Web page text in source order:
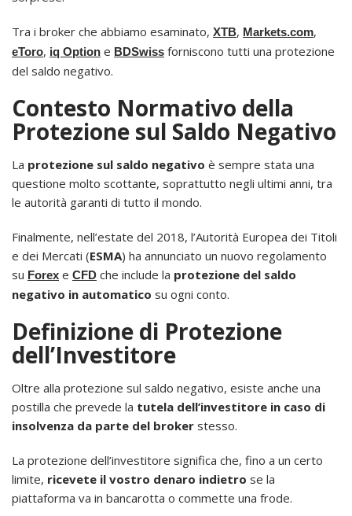
Tra i broker che abbiamo esaminato, XTB, Markets.com,
eToro, iq Option e BDSwiss forniscono tutti una protezione
del saldo negativo.
Contesto Normativo della
Protezione sul Saldo Negativo
La protezione sul saldo negativo è sempre stata una
questione molto scottante, soprattutto negli ultimi anni, tra
le autorità garanti di tutto il mondo.
Finalmente, nell’estate del 2018, l’Autorità Europea dei Titoli
e dei Mercati (ESMA) ha annunciato un nuovo regolamento
su Forex e CFD che include la protezione del saldo
negativo in automatico su ogni conto.
Definizione di Protezione
dell’Investitore
Oltre alla protezione sul saldo negativo, esiste anche una
postilla che prevede la tutela dell’investitore in caso di
insolvenza da parte del broker stesso.
La protezione dell’investitore significa che, fino a un certo
limite, ricevete il vostro denaro indietro se la
piattaforma va in bancarotta o commette una frode.